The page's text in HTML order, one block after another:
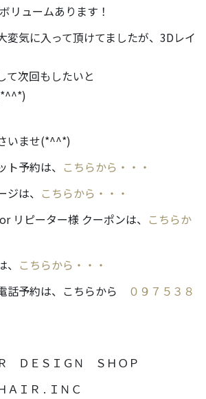
リュームあります！
変気に入って頂けてましたが、3Dレイ
て次回もしたいと
いませ(*^^*)
予約は、 こちらから・・・
は、 こちらから・・・
リピーター様 クーポンは、 こちらか
こちらから・・・
話予約は、こちらから
０９７５３８
ＤＥＳＩＧＮ ＳＨＯＰ
ＩＲ . ＩＮＣ